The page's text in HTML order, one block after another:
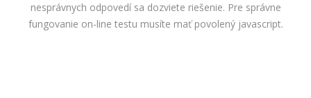
nesprávnych odpovedí sa dozviete riešenie. Pre správne
fungovanie on-line testu musíte mať povolený javascript.